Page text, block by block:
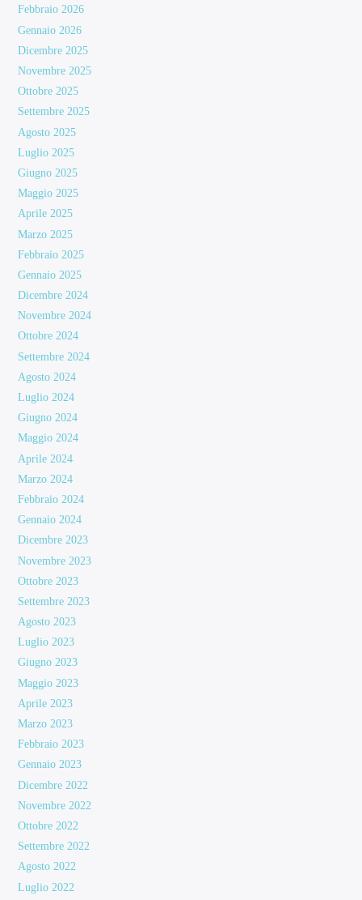
Febbraio 2026
Gennaio 2026
Dicembre 2025
Novembre 2025
Ottobre 2025
Settembre 2025
Agosto 2025
Luglio 2025
Giugno 2025
Maggio 2025
Aprile 2025
Marzo 2025
Febbraio 2025
Gennaio 2025
Dicembre 2024
Novembre 2024
Ottobre 2024
Settembre 2024
Agosto 2024
Luglio 2024
Giugno 2024
Maggio 2024
Aprile 2024
Marzo 2024
Febbraio 2024
Gennaio 2024
Dicembre 2023
Novembre 2023
Ottobre 2023
Settembre 2023
Agosto 2023
Luglio 2023
Giugno 2023
Maggio 2023
Aprile 2023
Marzo 2023
Febbraio 2023
Gennaio 2023
Dicembre 2022
Novembre 2022
Ottobre 2022
Settembre 2022
Agosto 2022
Luglio 2022